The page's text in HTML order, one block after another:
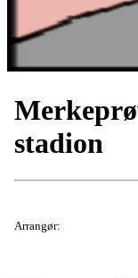
stadion
Arrangør: